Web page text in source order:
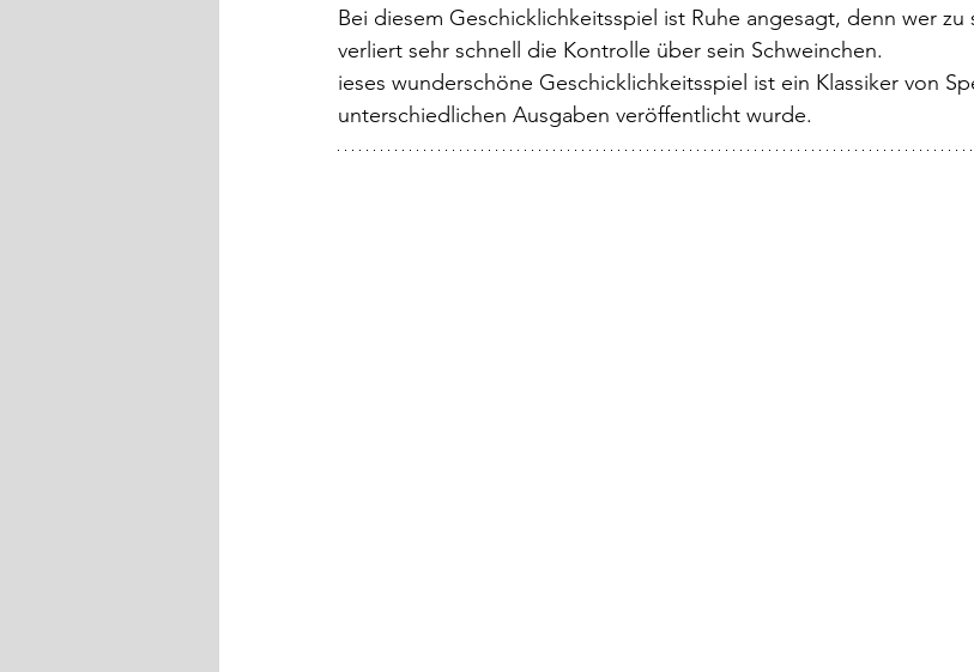
Bei diesem Geschicklichkeitsspiel ist Ruhe angesagt, denn wer
verliert sehr schnell die Kontrolle über sein Schweinchen.
ieses wunderschöne Geschicklichkeitsspiel ist ein Klassiker von
unterschiedlichen Ausgaben veröffentlicht wurde.